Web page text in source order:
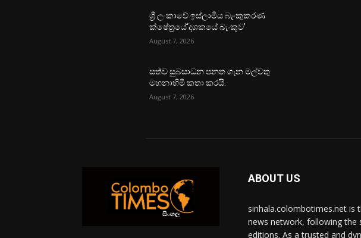
ශ්‍රී ලංකාවේ ඉස්ලාමීය බැංකුකරණ
ක්ෂේත්‍රයේ‘දශකයේ බැංකුව’
August 7, 2026
සත්ව සුබසාධන පනත ගැන මල්වතු
මහනාහිමි කතා කරයි.
August 7, 2026
ABOUT US
sinhala.colombotimes.net
news network, following the
editions. As a trusted and